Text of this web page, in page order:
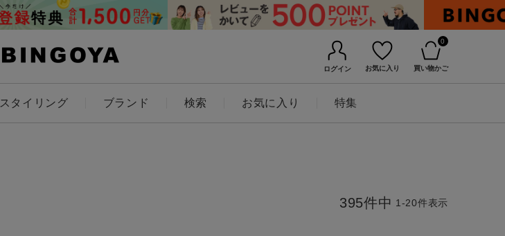
ログイン お気に入り
0
買い物かご
スタイリング ブランド 検索 お気に入り 特集
395件中 1-20件表示